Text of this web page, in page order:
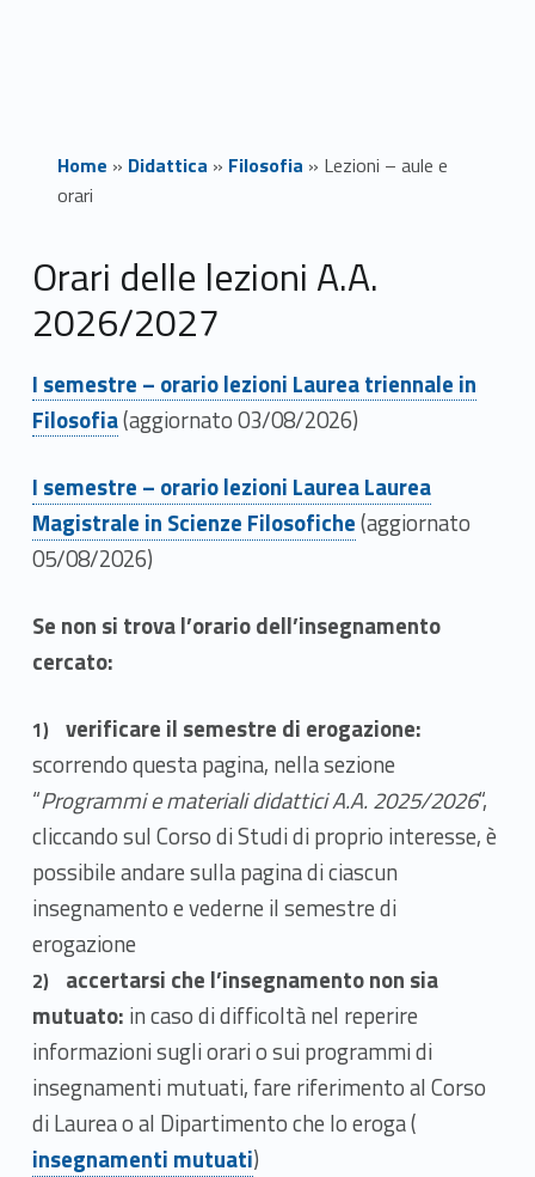
Home » Didattica » Filosofia » Lezioni – aule e
orari
L
e
z
i
o
n
i
–
a
u
l
e
e
o
r
a
r
i
Orari delle lezioni A.A.
2026/2027
Link identifier #identifier__198271-1I semestre – orario lezioni Laurea triennale in
Filosofia(aggiornato 03/08/2026)
Link identifier #identifier__49179-2I semestre – orario lezioni Laurea Laurea
Magistrale in Scienze Filosofiche(aggiornato
05/08/2026)
Se non si trova l’orario dell’insegnamento
cercato:
verificare il semestre di erogazione:
scorrendo questa pagina, nella sezione
“Programmi e materiali didattici A.A. 2025/2026“,
cliccando sul Corso di Studi di proprio interesse, è
possibile andare sulla pagina di ciascun
insegnamento e vederne il semestre di
erogazione
accertarsi che l’insegnamento non sia
mutuato: in caso di difficoltà nel reperire
informazioni sugli orari o sui programmi di
insegnamenti mutuati, fare riferimento al Corso
di Laurea o al Dipartimento che lo eroga (
insegnamenti mutuati)